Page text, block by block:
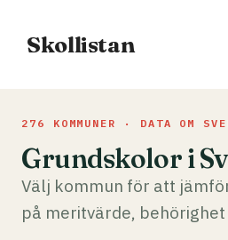
innehåll
Skollistan
276 KOMMUNER · DATA OM
Grundskolor i
Välj kommun för att
på meritvärde,